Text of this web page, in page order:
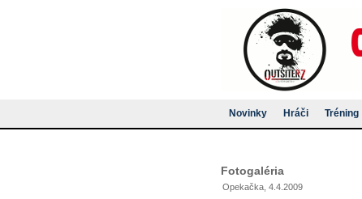
Novinky Hráči Tréning
Fotogaléria
Opekačka, 4.4.2009